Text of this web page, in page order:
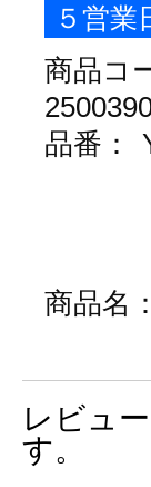
５営業
商品コ
品番：
商品名：
レビュ
す。